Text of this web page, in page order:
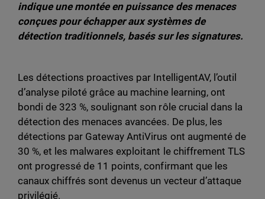
indique une montée en puissance des menaces
conçues pour échapper aux systèmes de
détection traditionnels, basés sur les signatures.
Les détections proactives par IntelligentAV, l’outil
d’analyse piloté grâce au machine learning, ont
bondi de 323 %, soulignant son rôle crucial dans la
détection des menaces avancées. De plus, les
détections par Gateway AntiVirus ont augmenté de
30 %, et les malwares exploitant le chiffrement TLS
ont progressé de 11 points, confirmant que les
canaux chiffrés sont devenus un vecteur d’attaque
privilégié.